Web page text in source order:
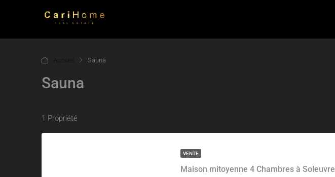
Sauna
Sauna
1 Propriété
VENTE
Maison mitoyenne 4 Chambres à Soleuvre